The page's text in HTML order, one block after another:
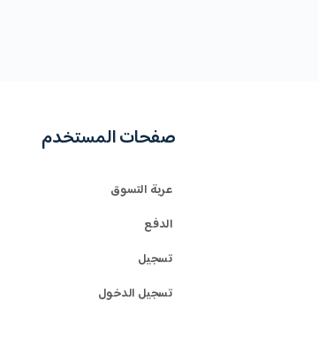
صفحات المستخدم
عربة التسوق
الدفع
تسجيل
تسجيل الدخول